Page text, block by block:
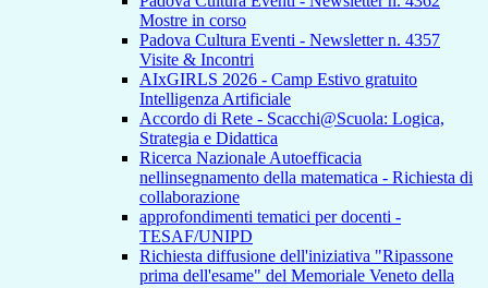
Mostre in corso
Padova Cultura Eventi - Newsletter n. 4357
Visite & Incontri
AIxGIRLS 2026 - Camp Estivo gratuito
Intelligenza Artificiale
Accordo di Rete - Scacchi@Scuola: Logica,
Strategia e Didattica
Ricerca Nazionale Autoefficacia
nellinsegnamento della matematica - Richiesta di
collaborazione
approfondimenti tematici per docenti -
TESAF/UNIPD
Richiesta diffusione dell'iniziativa "Ripassone
prima dell'esame" del Memoriale Veneto della